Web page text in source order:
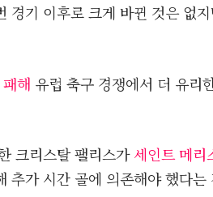
경기 이후로 크게 바뀐 것은 없
해 유럽 축구 경쟁에서 더 유리
크리스탈 팰리스가세인트 메리
추가 시간 골에 의존해야 했다는